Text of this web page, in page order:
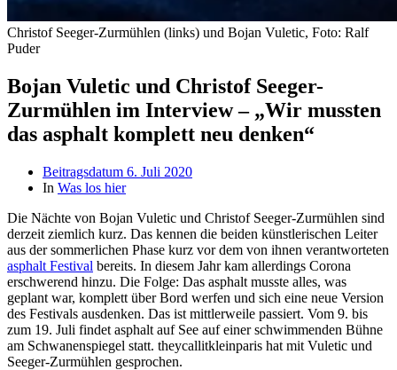
Christof Seeger-Zurmühlen (links) und Bojan Vuletic, Foto: Ralf
Puder
Bojan Vuletic und Christof Seeger-
Zurmühlen im Interview – „Wir mussten
das asphalt komplett neu denken“
Beitragsdatum 6. Juli 2020
In Was los hier
Die Nächte von Bojan Vuletic und Christof Seeger-Zurmühlen sind
derzeit ziemlich kurz. Das kennen die beiden künstlerischen Leiter
aus der sommerlichen Phase kurz vor dem von ihnen verantworteten
asphalt Festival bereits. In diesem Jahr kam allerdings Corona
erschwerend hinzu. Die Folge: Das asphalt musste alles, was
geplant war, komplett über Bord werfen und sich eine neue Version
des Festivals ausdenken. Das ist mittlerweile passiert. Vom 9. bis
zum 19. Juli findet asphalt auf See auf einer schwimmenden Bühne
am Schwanenspiegel statt. theycallitkleinparis hat mit Vuletic und
Seeger-Zurmühlen gesprochen.